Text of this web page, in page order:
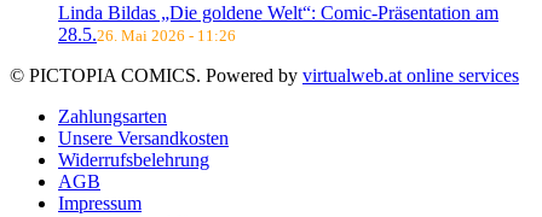
Linda Bildas „Die goldene Welt“: Comic-Präsentation am
28.5.26. Mai 2026 - 11:26
© PICTOPIA COMICS. Powered by virtualweb.at online services
Zahlungsarten
Unsere Versandkosten
Widerrufsbelehrung
AGB
Impressum